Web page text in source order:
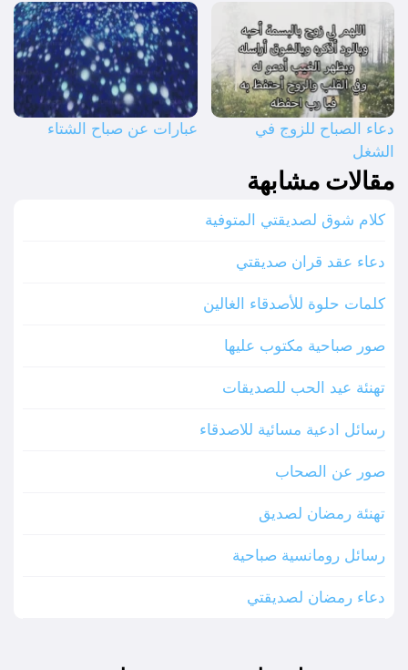
دعاء الصباح للزوج في
الشغل
عبارات عن صباح الشتاء
مقالات مشابهة
كلام شوق لصديقتي المتوفية
دعاء عقد قران صديقتي
كلمات حلوة للأصدقاء الغالين
صور صباحية مكتوب عليها
تهنئة عيد الحب للصديقات
رسائل ادعية مسائية للاصدقاء
صور عن الصحاب
تهنئة رمضان لصديق
رسائل رومانسية صباحية
دعاء رمضان لصديقتي